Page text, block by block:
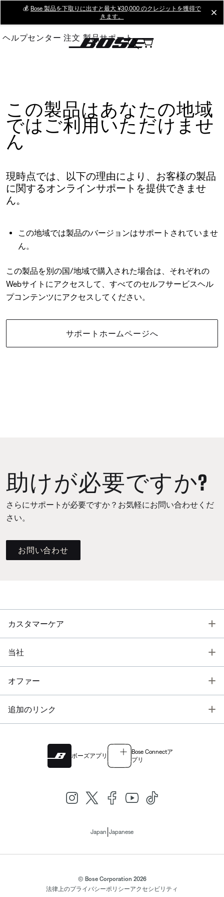
Main
💰 Bose 製品を下取りに出すと最大 ¥30,000 のクレジットを獲得で
きます。
ヘルプセンター 注文 製品サポート
この製品はあなたの地域
ではご利用いただけませ
ん
現時点では、以下の理由により、お客様の製品
に関するオンラインサポートを提供できませ
ん。
この地域では製品のバージョンはサポートされていませ
ん。
この製品を別の国/地域で購入された場合は、それぞれの
Webサイトにアクセスして、すべてのセルフサービスヘル
プコンテンツにアクセスしてください。
サポートホームページへ
助けが必要ですか?
さらにサポートが必要ですか？お気軽にお問い合わせくだ
さい。
お問い合わせ
カスタマーケア
当社
オファー
追加のリンク
ボーズアプリ
Bose Connectア
プリ
Japan Japanese
© Bose Corporation 2026
法律上のプライバシーポリシーアクセシビリティ